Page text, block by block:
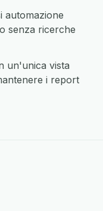
automazione
senza ricerche
un'unica vista
i report